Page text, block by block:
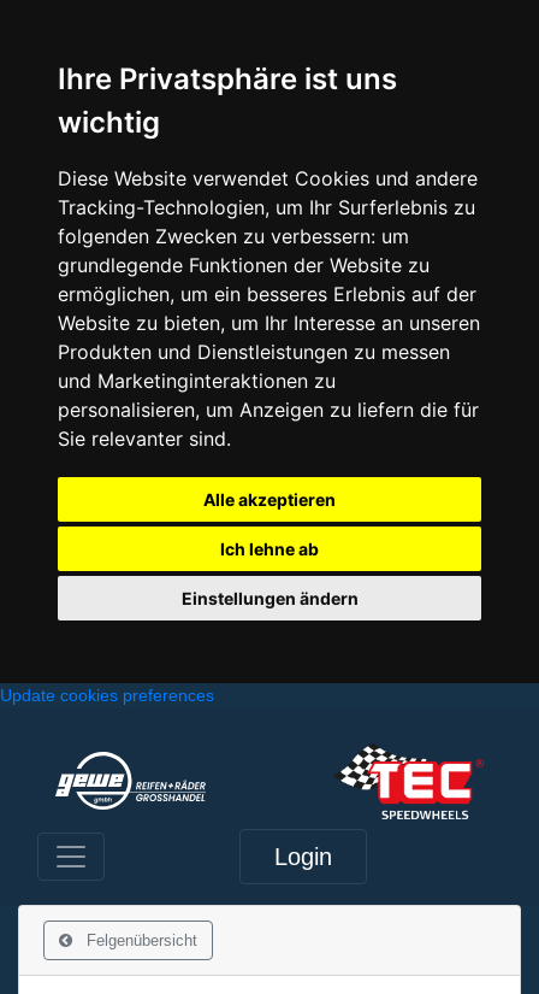
Ihre Privatsphäre ist uns
wichtig
Diese Website verwendet Cookies und andere
Tracking-Technologien, um Ihr Surferlebnis zu
folgenden Zwecken zu verbessern: um
grundlegende Funktionen der Website zu
ermöglichen, um ein besseres Erlebnis auf der
Website zu bieten, um Ihr Interesse an unseren
Produkten und Dienstleistungen zu messen
und Marketinginteraktionen zu
personalisieren, um Anzeigen zu liefern die für
Sie relevanter sind.
Alle akzeptieren
Ich lehne ab
Einstellungen ändern
Update cookies preferences
Login
Felgenübersicht